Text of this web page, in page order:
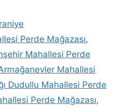
Perde Mağazası,
Mahallesi Perde
Mahallesi
Dudullu Mahallesi Perde
Perde Mağazası,